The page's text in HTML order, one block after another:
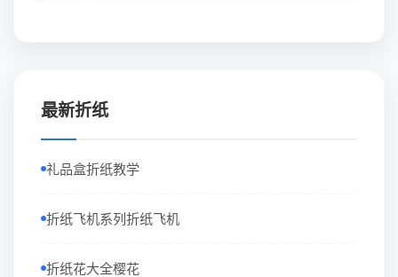
最新折纸
礼品盒折纸教学
折纸飞机系列折纸飞机
折纸花大全樱花